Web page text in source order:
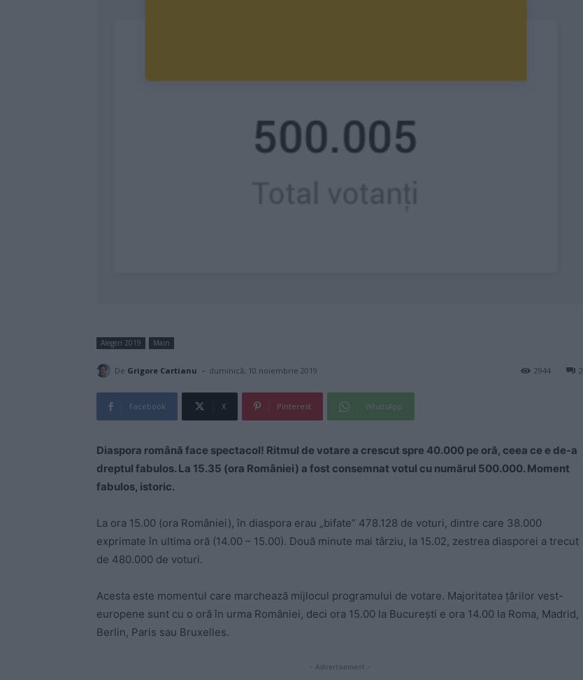
Alegeri 2019 Main
De Grigore Cartianu - duminică, 10 noiembrie 2019 2
2944
Facebook X Pinterest WhatsApp
Diaspora română face spectacol! Ritmul de votare a crescut spre 40.000 pe oră, ceea ce e de-a
dreptul fabulos. La 15.35 (ora României) a fost consemnat votul cu numărul 500.000. Moment
fabulos, istoric.
La ora 15.00 (ora României), în diaspora erau „bifate” 478.128 de voturi, dintre care 38.000
exprimate în ultima oră (14.00 – 15.00). Două minute mai târziu, la 15.02, zestrea diasporei a trecut
de 480.000 de voturi.
Acesta este momentul care marchează mijlocul programului de votare. Majoritatea țărilor vest-
europene sunt cu o oră în urma României, deci ora 15.00 la București e ora 14.00 la Roma, Madrid,
Berlin, Paris sau Bruxelles.
- Advertisement -